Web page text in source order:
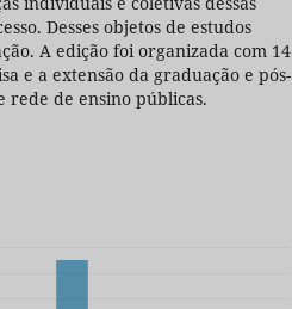
Desses objetos de estudos
A edição foi organizada com 14
e a extensão da graduação e pós-
rede de ensino públicas.